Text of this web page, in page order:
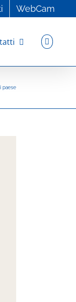
WebCam
paese